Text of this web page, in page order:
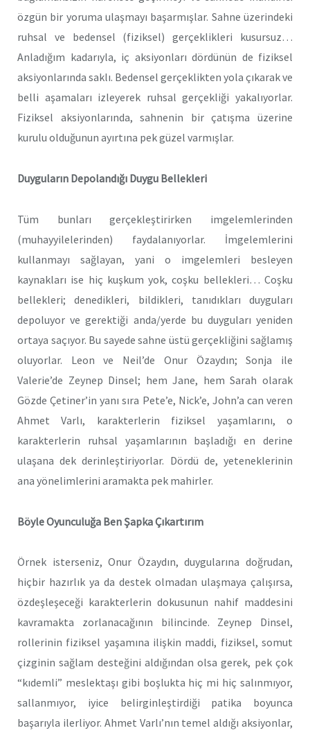
özgün bir yoruma ulaşmayı başarmışlar. Sahne üzerindeki
ruhsal ve bedensel (fiziksel) gerçeklikleri kusursuz…
Anladığım kadarıyla, iç aksiyonları dördünün de fiziksel
aksiyonlarında saklı. Bedensel gerçeklikten yola çıkarak ve
belli aşamaları izleyerek ruhsal gerçekliği yakalıyorlar.
Fiziksel aksiyonlarında, sahnenin bir çatışma üzerine
kurulu olduğunun ayırtına pek güzel varmışlar.
Duyguların Depolandığı Duygu Bellekleri
Tüm bunları gerçekleştirirken imgelemlerinden
(muhayyilelerinden) faydalanıyorlar. İmgelemlerini
kullanmayı sağlayan, yani o imgelemleri besleyen
kaynakları ise hiç kuşkum yok, coşku bellekleri… Coşku
bellekleri; denedikleri, bildikleri, tanıdıkları duyguları
depoluyor ve gerektiği anda/yerde bu duyguları yeniden
ortaya saçıyor. Bu sayede sahne üstü gerçekliğini sağlamış
oluyorlar. Leon ve Neil’de Onur Özaydın; Sonja ile
Valerie’de Zeynep Dinsel; hem Jane, hem Sarah olarak
Gözde Çetiner’in yanı sıra Pete’e, Nick’e, John’a can veren
Ahmet Varlı, karakterlerin fiziksel yaşamlarını, o
karakterlerin ruhsal yaşamlarının başladığı en derine
ulaşana dek derinleştiriyorlar. Dördü de, yeteneklerinin
ana yönelimlerini aramakta pek mahirler.
Böyle Oyunculuğa Ben Şapka Çıkartırım
Örnek isterseniz, Onur Özaydın, duygularına doğrudan,
hiçbir hazırlık ya da destek olmadan ulaşmaya çalışırsa,
özdeşleşeceği karakterlerin dokusunun nahif maddesini
kavramakta zorlanacağının bilincinde. Zeynep Dinsel,
rollerinin fiziksel yaşamına ilişkin maddi, fiziksel, somut
çizginin sağlam desteğini aldığından olsa gerek, pek çok
“kıdemli” meslektaşı gibi boşlukta hiç mi hiç salınmıyor,
sallanmıyor, iyice belirginleştirdiği patika boyunca
başarıyla ilerliyor. Ahmet Varlı’nın temel aldığı aksiyonlar,